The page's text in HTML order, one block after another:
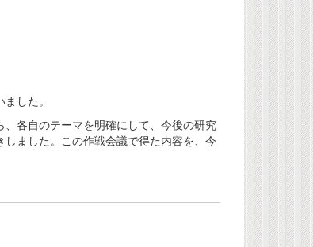
した。
各自のテーマを明確にして、今後の研究
ました。この作戦会議で得た内容を、今